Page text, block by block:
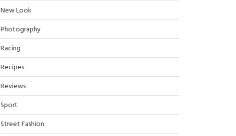
New Look
Photography
Racing
Recipes
Reviews
Sport
Street Fashion